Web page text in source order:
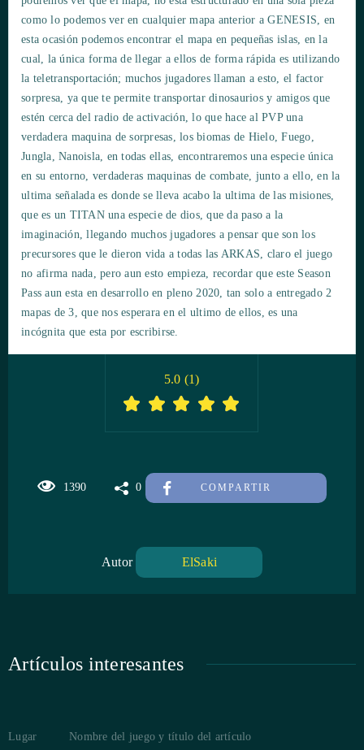
como lo podemos ver en cualquier mapa anterior a GENESIS, en
esta ocasión podemos encontrar el mapa en pequeñas islas, en la
cual, la única forma de llegar a ellos de forma rápida es utilizando
la teletransportación; muchos jugadores llaman a esto, el factor
sorpresa, ya que te permite transportar dinosaurios y amigos que
estén cerca del radio de activación, lo que hace al PVP una
verdadera maquina de sorpresas, los biomas de Hielo, Fuego,
Jungla, Nanoisla, en todas ellas, encontraremos una especie única
en su entorno, verdaderas maquinas de combate, junto a ello, en la
ultima señalada es donde se lleva acabo la ultima de las misiones,
que es un TITAN una especie de dios, que da paso a la
imaginación, llegando muchos jugadores a pensar que son los
precursores que le dieron vida a todas las ARKAS, claro el juego
no afirma nada, pero aun esto empieza, recordar que este Season
Pass aun esta en desarrollo en pleno 2020, tan solo a entregado 2
mapas de 3, que nos esperara en el ultimo de ellos, es una
incógnita que esta por escribirse.
1390 0 COMPARTIR
5.0 (1)
Autor ElSaki
Artículos interesantes
Lugar Nombre del juego y título del artículo